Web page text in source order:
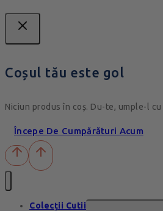
Coșul tău este gol
Niciun produs în coș. Du-te, umple-l
Începe De Cumpărături Acum
Colecții Cutii